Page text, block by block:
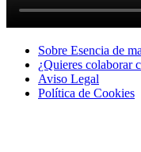
Sobre Esencia de
¿Quieres colaborar
Aviso Legal
Polí­tica de Cookies